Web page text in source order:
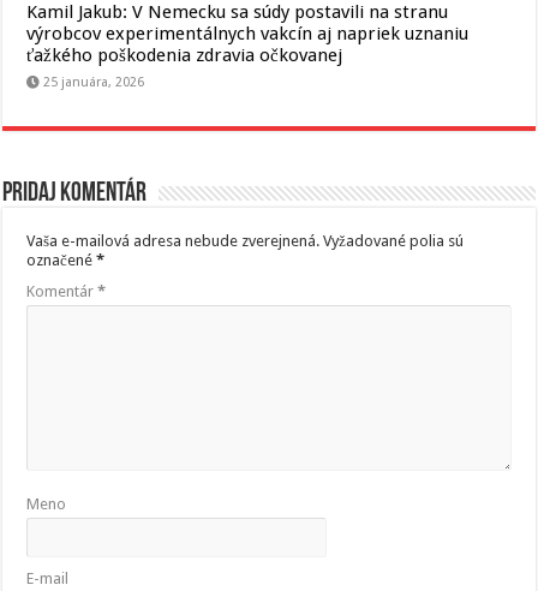
Kamil Jakub: V Nemecku sa súdy postavili na stranu
výrobcov experimentálnych vakcín aj napriek uznaniu
ťažkého poškodenia zdravia očkovanej
25 januára, 2026
Pridaj komentár
Vaša e-mailová adresa nebude zverejnená. Vyžadované polia sú
označené*
Komentár*
Meno
E-mail